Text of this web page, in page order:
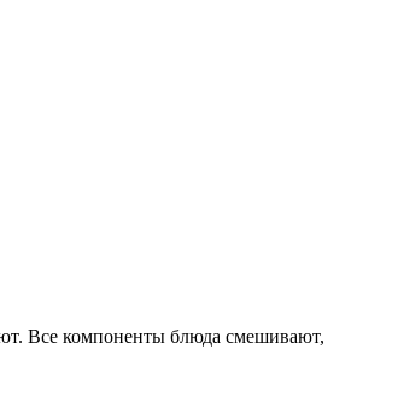
Все компоненты блюда смешивают,